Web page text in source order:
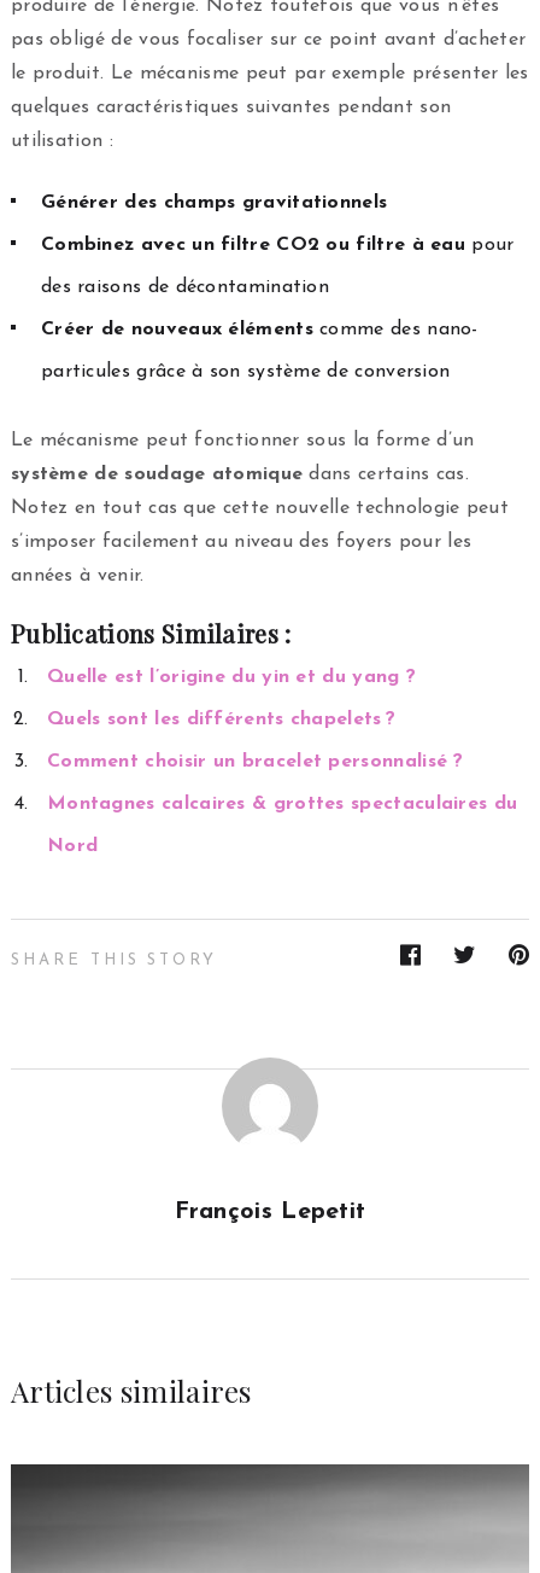
produire de l’énergie. Notez toutefois que vous n’êtes
pas obligé de vous focaliser sur ce point avant d’acheter
le produit. Le mécanisme peut par exemple présenter les
quelques caractéristiques suivantes pendant son
utilisation :
Générer des champs gravitationnels
Combinez avec un filtre CO2 ou filtre à eau pour
des raisons de décontamination
Créer de nouveaux élémentscomme des nano-
particules grâce à son système de conversion
Le mécanisme peut fonctionner sous la forme d’un
système de soudage atomique dans certains cas.
Notez en tout cas que cette nouvelle technologie peut
s’imposer facilement au niveau des foyers pour les
années à venir.
Publications Similaires :
Quelle est l’origine du yin et du yang ?
Quels sont les différents chapelets ?
Comment choisir un bracelet personnalisé ?
Montagnes calcaires & grottes spectaculaires du
Nord
SHARE THIS STORY
François Lepetit
Articles similaires